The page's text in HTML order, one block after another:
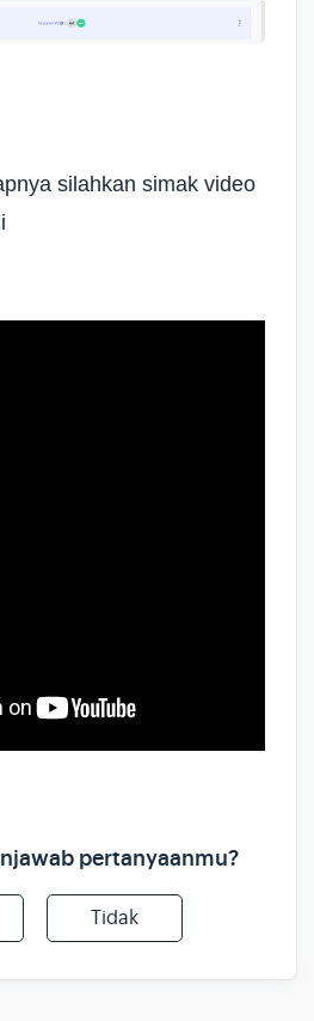
silahkan simak video
pertanyaanmu?
Tidak